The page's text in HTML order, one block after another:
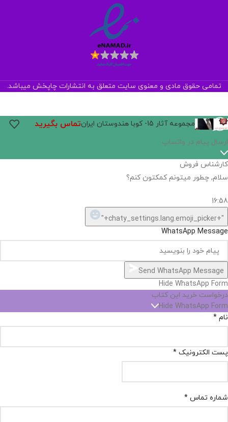
تمامی حقوق مادی و معنوی سایت متعلق به انتشارات چاپخش میباشد.
مجموعه آثار 15- کوبا هندوستان ایران تماس بگیرید
ارسال پیام در واتساپ
کارشناس فروش
سلام, چطور میتونم کمکتون کنم؟
16:58
"+chaty_settings.lang.emoji_picker+"
WhatsApp Message
Send WhatsApp Message
Hide WhatsApp Form
درخواست خرید این کتاب
Hide WhatsApp Form
نام *
پست الکترونیک *
شماره تماس *